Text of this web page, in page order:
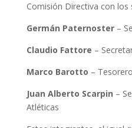
Comisión Directiva con los
Germán Paternoster–
Claudio Fattore –
Marco Barotto – Tesorero
Juan Alberto Scarpin –
Atléticas